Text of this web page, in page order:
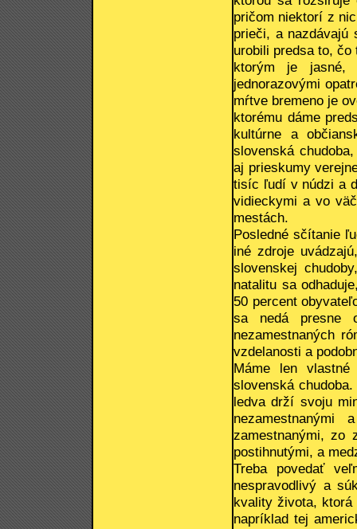
pričom niektorí z
prieči, a nazdávajú
urobili predsa to,
ktorým je jasné,
jednorazovými
mŕtve bremeno je
ktorému dáme
kultúrne a
slovenská
aj prieskumy
tisíc ľudí v núdzi a
vidieckymi a vo
mestách.
Posledné sčítanie
iné zdroje
slovenskej
natalitu sa
50 percent
sa nedá presne
nezamestnaných
vzdelanosti a
Máme len
slovenská
ledva drží svoju
zamestnanými, zo
postihnutými, a
Treba povedať
nespravodlivý a
kvality života,
napríklad tej